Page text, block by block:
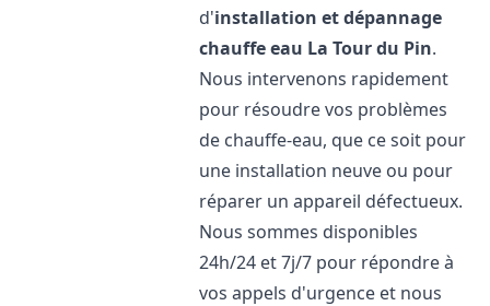
d'installation et dépannage
chauffe eau La Tour du Pin.
Nous intervenons rapidement
pour résoudre vos problèmes
de chauffe-eau, que ce soit pour
une installation neuve ou pour
réparer un appareil défectueux.
Nous sommes disponibles
24h/24 et 7j/7 pour répondre à
vos appels d'urgence et nous